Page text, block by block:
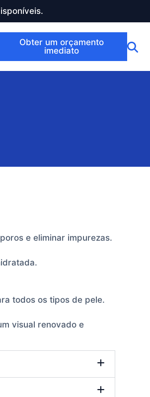
Obter um orçamento
imediato
e eliminar impurezas.
todos os tipos de pele.
visual renovado e